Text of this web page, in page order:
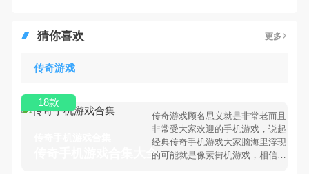
猜你喜欢 更多
传奇游戏
传奇手机游戏合集大全 >
传奇游戏顾名思义就是非常老而且
非常受大家欢迎的手机游戏，说起
经典传奇手机游戏大家脑海里浮现
的可能就是像素街机游戏，相信很
18款